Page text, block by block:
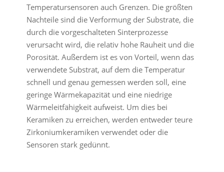
Temperatursensoren auch Grenzen. Die größten
Nachteile sind die Verformung der Substrate, die
durch die vorgeschalteten Sinterprozesse
verursacht wird, die relativ hohe Rauheit und die
Porosität. Außerdem ist es von Vorteil, wenn das
verwendete Substrat, auf dem die Temperatur
schnell und genau gemessen werden soll, eine
geringe Wärmekapazität und eine niedrige
Wärmeleitfähigkeit aufweist. Um dies bei
Keramiken zu erreichen, werden entweder teure
Zirkoniumkeramiken verwendet oder die
Sensoren stark gedünnt.